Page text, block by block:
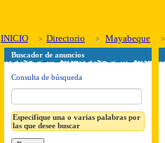
INICIO Directorio Mayabeque
Buscador de anuncios
Consulta de búsqueda
Especifique una o varias palabras por
las que desee buscar